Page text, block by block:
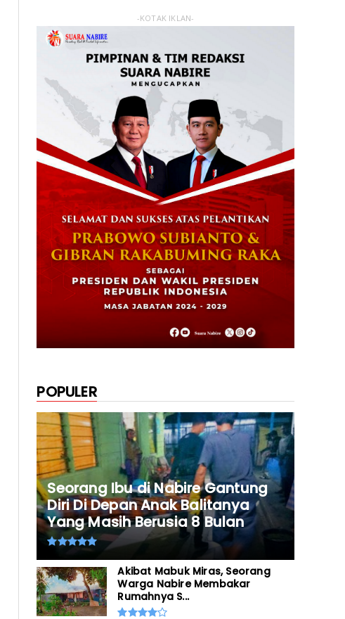
Terima Bantuan SPP Mahasiswa,
Ketua STKIP Nabire Ungkap Gube...
FOKUS
STKIP Nabire Buka Prodi Pendidikan
Bahasa dan Sastra Indones...
January 27, 2026
NABIRE
Data Masuk 44,16 Persen, Paslon
Mesrha Masih Unggul 63,32 Pe...
December 02, 2024
DAERAH
Paslon Wagi Unggul Sementara di
Pilgub Papua Tengah, Versi J...
December 02, 2024
NABIRE
Rayakan HUT TNI ke-79. Dandim 1705
Nabire Gandeng Pelaku UMK...
October 23, 2024
-KOTAK IKLAN-
POPULER
Seorang Ibu di Nabire Gantung
Diri Di Depan Anak Balitanya
Yang Masih Berusia 8 Bulan
Akibat Mabuk Miras, Seorang
Warga Nabire Membakar
Rumahnya S...